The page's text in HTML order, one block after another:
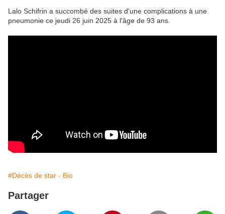
Lalo Schifrin a succombé des suites d'une complications à une
pneumonie ce jeudi 26 juin 2025 à l'âge de 93 ans.
#Décès de star - Bio
Partager